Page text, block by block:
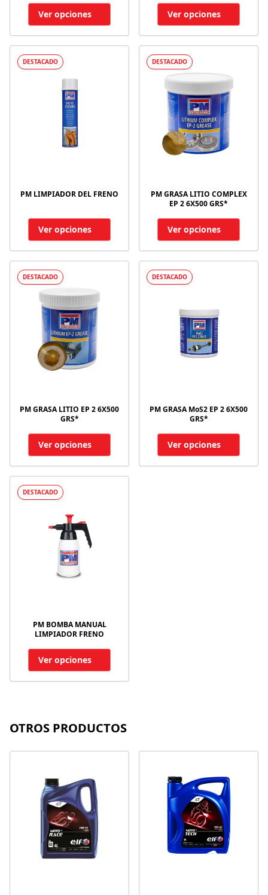
Ver opciones Ver opciones
DESTACADO
PM LIMPIADOR DEL FRENO
Ver opciones
DESTACADO
PM GRASA LITIO COMPLEX
EP 2 6X500 GRS*
Ver opciones
DESTACADO
PM GRASA LITIO EP 2 6X500
GRS*
Ver opciones
DESTACADO
PM GRASA MoS2 EP 2 6X500
GRS*
Ver opciones
DESTACADO
PM BOMBA MANUAL
LIMPIADOR FRENO
Ver opciones
OTROS PRODUCTOS